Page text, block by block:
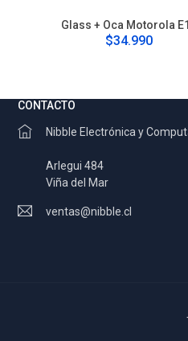
Glass + Oca Motorola
$34.990
CONTACTO
Nibble Electrónica y
Arlegui 484
Viña del Mar
ventas@nibble.cl